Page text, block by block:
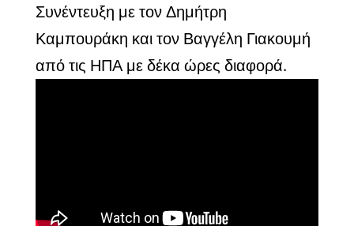
Συνέντευξη με τον Δημήτρη
Καμπουράκη και τον Βαγγέλη Γιακουμή
από τις ΗΠΑ με δέκα ώρες διαφορά.